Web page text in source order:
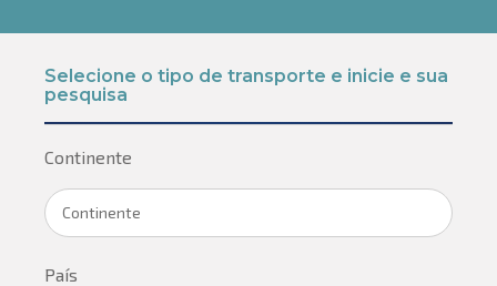
Selecione o tipo de transporte e inicie e sua
pesquisa
Continente
Continente
País